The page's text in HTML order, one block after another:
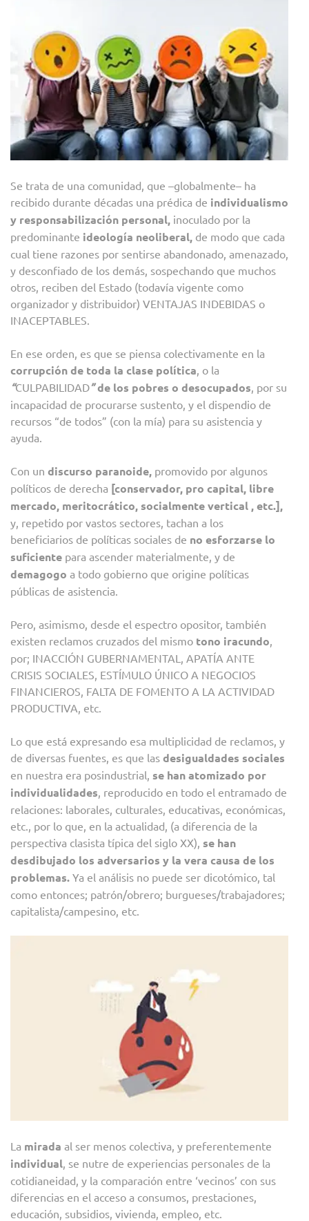
Se trata de una comunidad, que –globalmente– ha
recibido durante décadas una prédica de individualismo
y responsabilización personal, inoculado por la
predominante ideología neoliberal, de modo que cada
cual tiene razones por sentirse abandonado, amenazado,
y desconfiado de los demás, sospechando que muchos
otros, reciben del Estado (todavía vigente como
organizador y distribuidor) VENTAJAS INDEBIDAS o
INACEPTABLES.
En ese orden, es que se piensa colectivamente en la
corrupción de toda la clase política , o la
“CULPABILIDAD”de los pobres o desocupados , por su
incapacidad de procurarse sustento, y el dispendio de
recursos “de todos” (con la mía) para su asistencia y
ayuda.
Con un discurso paranoide, promovido por algunos
políticos de derecha [conservador, pro capital, libre
mercado, meritocrático, socialmentevertical , etc.],
y, repetido por vastos sectores, tachan a los
beneficiarios de políticas sociales de no esforzarse lo
suficiente para ascender materialmente, y de
demagogo a todo gobierno que origine políticas
públicas de asistencia.
Pero, asimismo, desde el espectro opositor, también
existen reclamos cruzados del mismo tono iracundo
por; INACCIÓN GUBERNAMENTAL, APATÍA ANTE
CRISIS SOCIALES, ESTÍMULO ÚNICO A NEGOCIOS
FINANCIEROS, FALTA DE FOMENTO A LA ACTIVIDAD
PRODUCTIVA, etc.
Lo que está expresando esa multiplicidad de reclamos, y
de diversas fuentes, es que las desigualdades sociales
en nuestra era posindustrial, se han atomizado por
individualidades , reproducido en todo el entramado de
relaciones: laborales, culturales, educativas, económicas,
etc., por lo que, en la actualidad, (a diferencia de la
perspectiva clasista típica del siglo XX), se han
desdibujado los adversarios y la vera causa de los
problemas. Ya el análisis no puede ser dicotómico, tal
como entonces; patrón/obrero; burgueses/trabajadores;
capitalista/campesino, etc.
La mirada al ser menos colectiva, y preferentemente
individual , se nutre de experiencias personales de la
cotidianeidad, y la comparación entre ‘vecinos’ con sus
diferencias en el acceso a consumos, prestaciones,
educación, subsidios, vivienda, empleo, etc.